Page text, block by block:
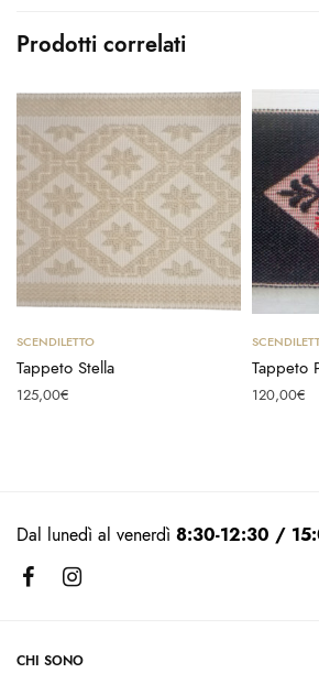
Prodotti correlati
Aggiungi al carrello
SCENDILETTO
Tappeto Stella
125,00€
Tappeto
120,00€
Dal lunedì al venerdì8:30-12:30 /
CHI SONO